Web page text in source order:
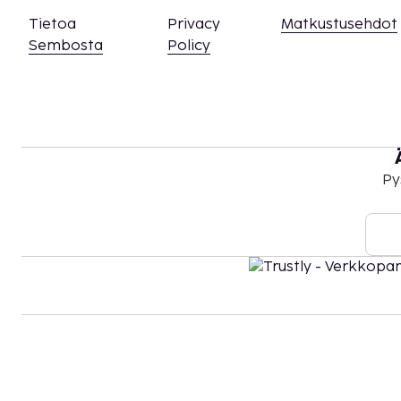
Tietoa
Sembosta
Privacy
Policy
Matkustusehdot